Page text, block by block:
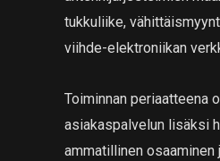
tukkuliike,
viihde-elektroniikan
Toiminnan periaatteena
asiakaspalvelun lisäksi
ammatillinen osaaminen